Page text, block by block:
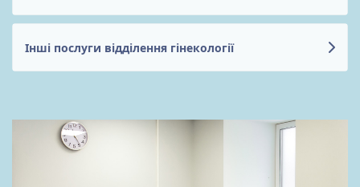
Інші послуги відділення гінекології